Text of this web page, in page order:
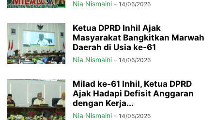
Nia Nismaini - 14/06/2026
Ketua DPRD Inhil Ajak
Masyarakat Bangkitkan Marwah
Daerah di Usia ke-61
Nia Nismaini - 14/06/2026
Milad ke-61 Inhil, Ketua DPRD
Ajak Hadapi Defisit Anggaran
dengan Kerja...
Nia Nismaini - 14/06/2026